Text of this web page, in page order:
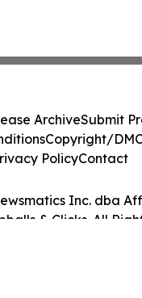
Inc. dba
& Clicks. All
ArchiveSubmit
Copyright/
PolicyContact